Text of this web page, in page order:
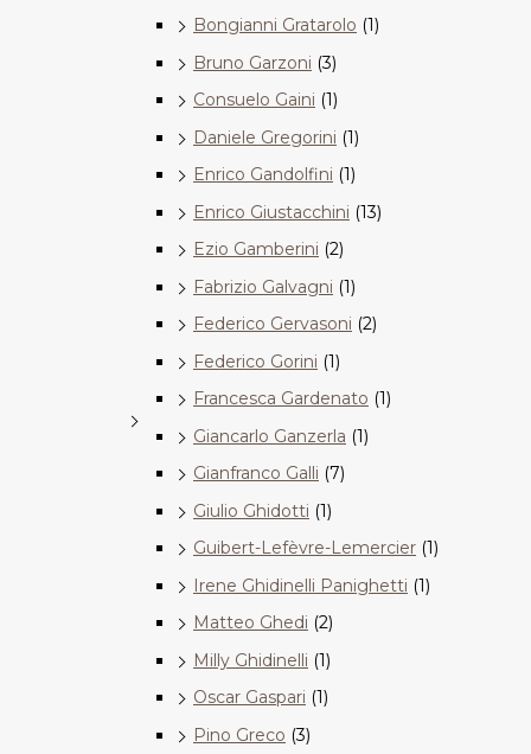
Bongianni Gratarolo (1)
Bruno Garzoni (3)
Consuelo Gaini (1)
Daniele Gregorini (1)
Enrico Gandolfini (1)
Enrico Giustacchini (13)
Ezio Gamberini (2)
Fabrizio Galvagni (1)
Federico Gervasoni (2)
Federico Gorini (1)
Francesca Gardenato (1)
Giancarlo Ganzerla (1)
Gianfranco Galli (7)
Giulio Ghidotti (1)
Guibert-Lefèvre-Lemercier (1)
Irene Ghidinelli Panighetti (1)
Matteo Ghedi (2)
Milly Ghidinelli (1)
Oscar Gaspari (1)
Pino Greco (3)